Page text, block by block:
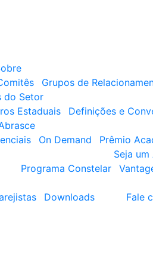
Grupos de
do Setor
Estaduais Definições e
On Demand Prêmio
Seja
Programa Constelar
Downloads
Fale